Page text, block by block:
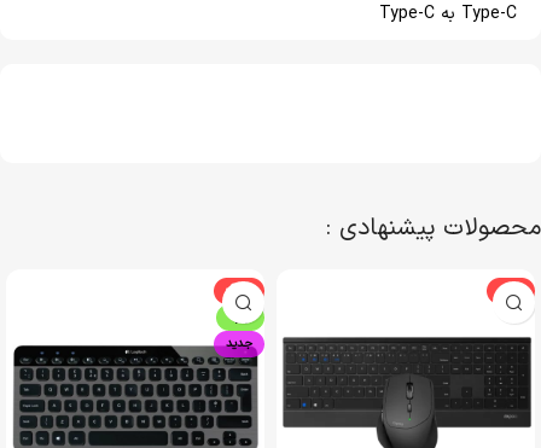
Type-C به Type-C
محصولات پیشنهادی :
-3%
-22%
ویژه
جدید